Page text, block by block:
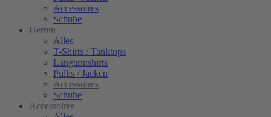
Accessoires
Schuhe
Herren
Alles
T-Shirts / Tanktops
Langarmshirts
Pullis / Jacken
Accessoires
Schuhe
Accessoires